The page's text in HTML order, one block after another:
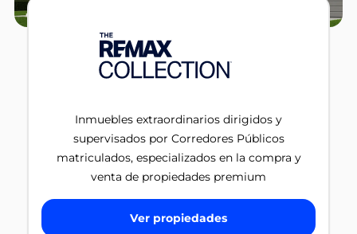
Inmuebles extraordinarios dirigidos y
supervisados por Corredores Públicos
matriculados, especializados en la compra y
venta de propiedades premium
Ver propiedades